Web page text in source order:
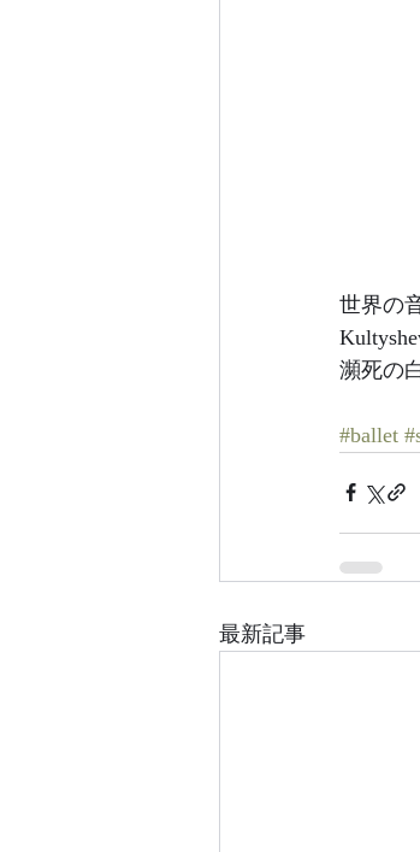
世界の
瀕死の
#ballet
最新記事